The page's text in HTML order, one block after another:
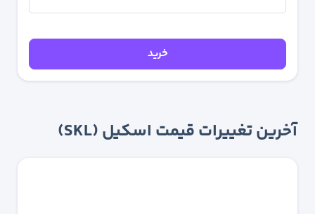
خرید
آخرین تغییرات قیمت اسکیل (SKL)